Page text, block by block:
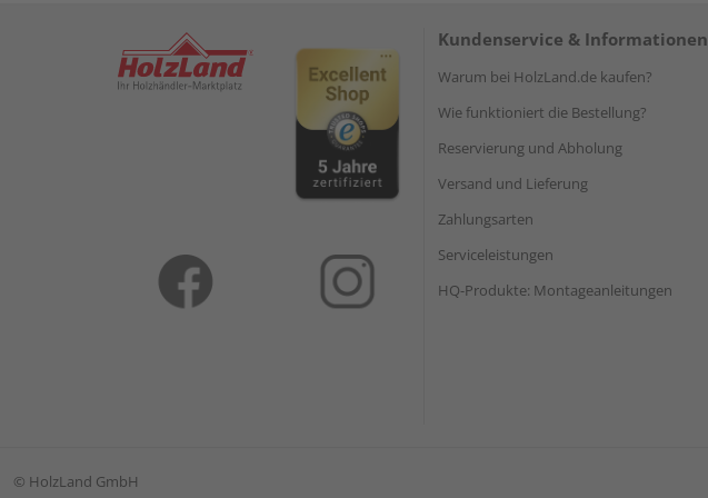
Kundenservice & Informationen
Warum bei HolzLand.de kaufen?
Wie funktioniert die Bestellung?
Reservierung und Abholung
Versand und Lieferung
Zahlungsarten
Serviceleistungen
HQ-Produkte: Montageanleitungen
© HolzLand GmbH